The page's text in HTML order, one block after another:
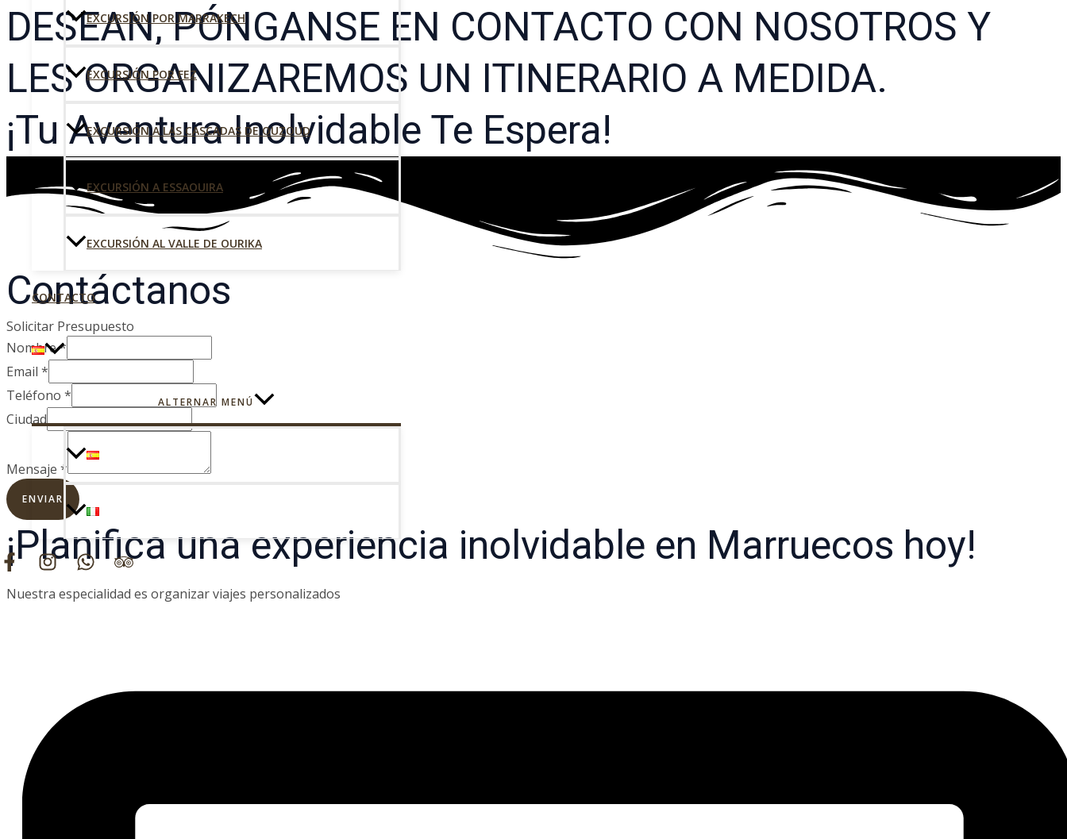
EXCURSIÓN POR MARRAKECH
EXCURSIÓN POR FEZ
EXCURSIÓN A LAS CASCADAS DE OUZOUD
EXCURSIÓN A ESSAOUIRA
EXCURSIÓN AL VALLE DE OURIKA
CONTACTO
ALTERNAR MENÚ
DESEAN, PÓNGANSE EN CONTACTO CON NOSOTROS Y
LES ORGANIZAREMOS UN ITINERARIO A MEDIDA.
¡Tu Aventura Inolvidable Te Espera!
Contáctanos
Solicitar Presupuesto
Nombre*
Email *
Teléfono *
Ciudad
Mensaje *
ENVIAR
¡Planifica una experiencia inolvidable en Marruecos hoy!
Nuestra especialidad es organizar viajes personalizados